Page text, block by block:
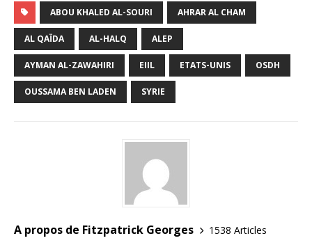
ABOU KHALED AL-SOURI AHRAR AL CHAM
AL QAÏDA AL-HALQ ALEP
AYMAN AL-ZAWAHIRI EIIL ETATS-UNIS OSDH
OUSSAMA BEN LADEN SYRIE
A propos de Fitzpatrick Georges
1538 Articles